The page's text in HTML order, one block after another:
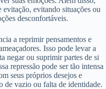
evitação, evitando situações ou
desconfortáveis.
a reprimir pensamentos e
Isso pode levar a
negar ou suprimir partes de si
repressão pode ser tão intensa
seus próprios desejos e
de vazio ou falta de identidade.